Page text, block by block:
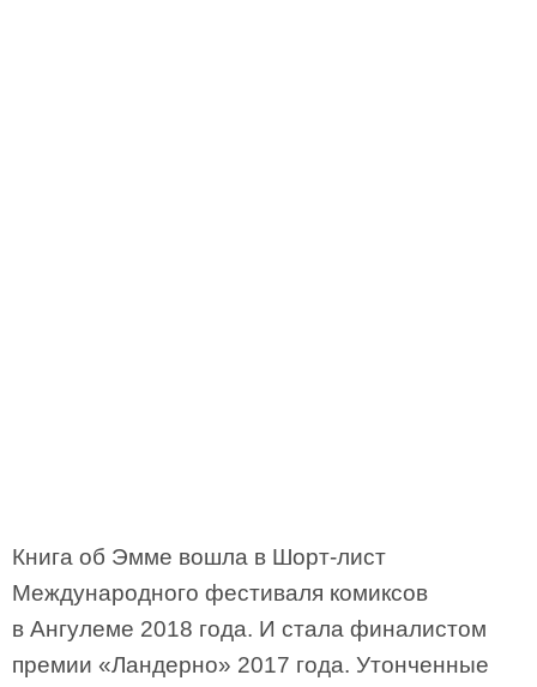
Книга об Эмме вошла в Шорт-лист
Международного фестиваля комиксов
в Ангулеме 2018 года. И стала финалистом
премии «Ландерно» 2017 года. Утонченные